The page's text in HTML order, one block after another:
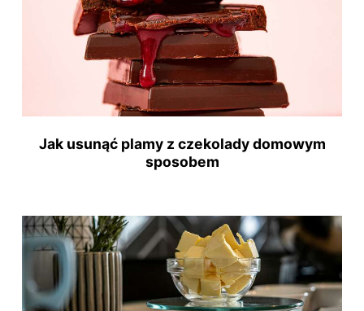
Jak usunąć plamy z czekolady domowym
sposobem